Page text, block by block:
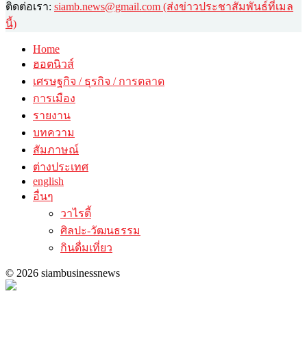
ติดต่อเรา: siamb.news@gmail.com (ส่งข่าวประชาสัมพันธ์ที่เมล
นี้)
Home
ฮอตนิวส์
เศรษฐกิจ / ธุรกิจ / การตลาด
การเมือง
รายงาน
บทความ
สัมภาษณ์
ต่างประเทศ
english
อื่นๆ
วาไรตี้
ศิลปะ-วัฒนธรรม
กินดื่มเที่ยว
© 2026 siambusinessnews